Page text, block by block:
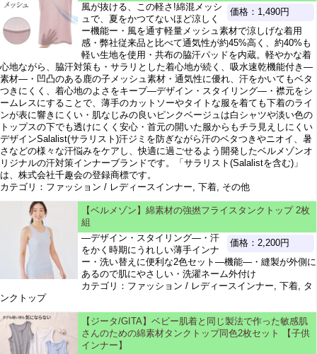
価格：1,490円
風が抜ける、この軽さ!綿混メッシ
ュで、夏をかつてないほど涼しく
ー機能ー・風を通す軽量メッシュ素材で涼しげな着用
感・弊社従来品と比べて通気性が約45%高く、約40%も
軽い生地を使用・共布の脇汗パッドを内蔵。軽やかな着
心地ながら、脇汗対策も・サラリとした着心地が続く、吸水速乾機能付き―
素材―・凹凸のある鹿の子メッシュ素材・通気性に優れ、汗をかいてもベタ
つきにくく、着心地のよさをキープ―デザイン・スタイリング―・襟元をシ
ームレスにすることで、薄手のカットソーやタイトな服を着ても下着のライ
ンが表に響きにくい・肌なじみの良いピンクベージュは白シャツや淡い色の
トップスの下でも透けにくく安心・首元の開いた服からもチラ見えしにくい
デザインSalalist(サラリスト)汗ジミを防ぎながら汗のベタつきやニオイ、暑
さなどの様々な汗悩みをケアし、快適に過ごせるよう開発したベルメゾンオ
リジナルの汗対策インナーブランドです。「サラリスト(Salalistを含む)」
は、株式会社千趣会の登録商標です。
カテゴリ：ファッション / レディースインナー, 下着, その他
【ベルメゾン】綿素材の強撚フライスタンクトップ 2枚
組
価格：2,200円
―デザイン・スタイリング―・汗
をかく時期にうれしい薄手インナ
ー・洗い替えに便利な2色セット―機能―・縫製が外側に
あるので肌にやさしい・洗濯ネーム外付け
カテゴリ：ファッション / レディースインナー, 下着, タ
ンクトップ
【ジータ/GITA】ベビー肌着と同じ製法で作った敏感肌
さんのための綿素材タンクトップ同色2枚セット 【子供
インナー】